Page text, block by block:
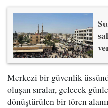
Merkezi bir güvenlik
oluşan sıralar, gelecek
dönüştürülen bir tören